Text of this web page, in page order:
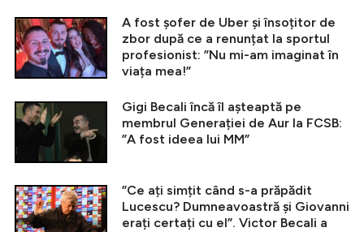
A fost șofer de Uber și însoțitor de
zbor după ce a renunțat la sportul
profesionist: ”Nu mi-am imaginat în
viața mea!”
Gigi Becali încă îl așteaptă pe
membrul Generației de Aur la FCSB:
”A fost ideea lui MM”
”Ce ați simțit când s-a prăpădit
Lucescu? Dumneavoastră și Giovanni
erați certați cu el”. Victor Becali a